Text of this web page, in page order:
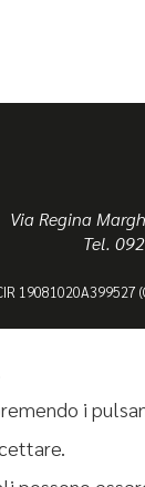
Via Regina
Tel.
19081020A399527
i